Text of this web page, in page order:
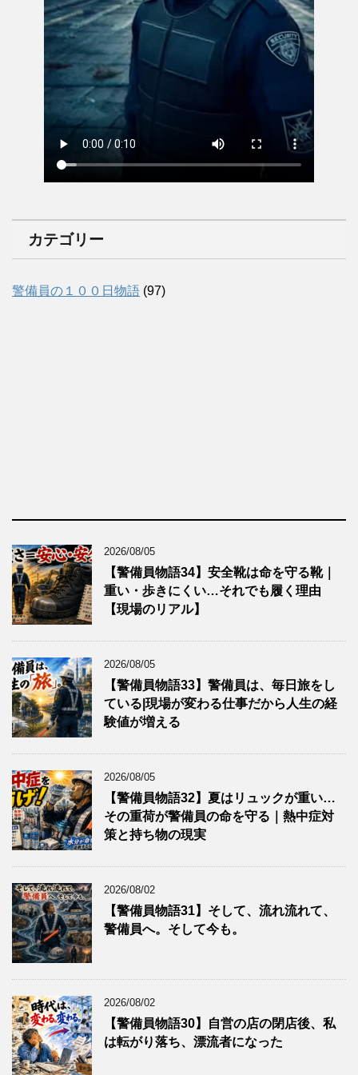
カテゴリー
警備員の１００日物語 (97)
2026/08/05
【警備員物語34】安全靴は命を守る靴｜
重い・歩きにくい…それでも履く理由
【現場のリアル】
2026/08/05
【警備員物語33】警備員は、毎日旅をし
ている|現場が変わる仕事だから人生の経
験値が増える
2026/08/05
【警備員物語32】夏はリュックが重い…
その重荷が警備員の命を守る｜熱中症対
策と持ち物の現実
2026/08/02
【警備員物語31】そして、流れ流れて、
警備員へ。そして今も。
2026/08/02
【警備員物語30】自営の店の閉店後、私
は転がり落ち、漂流者になった